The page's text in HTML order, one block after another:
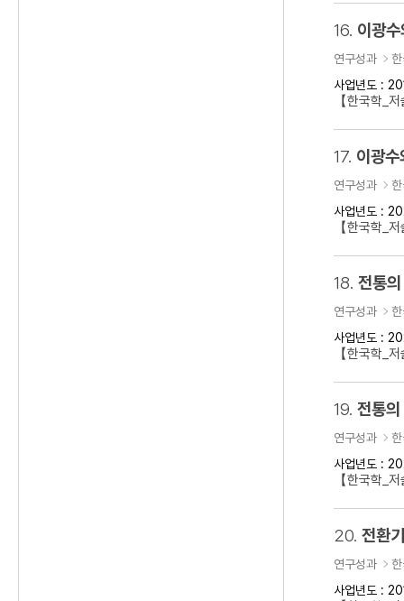
16. 이광
연구성과
사업년도 :
【한국학_
17. 이광
연구성과
사업년도 :
【한국학_
18. 전통
연구성과
사업년도 :
【한국학_
19. 전통
연구성과
사업년도 :
【한국학_
20. 전환
연구성과
사업년도 :